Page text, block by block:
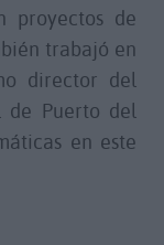
proyectos de
trabajó en
director del
de Puerto del
en este